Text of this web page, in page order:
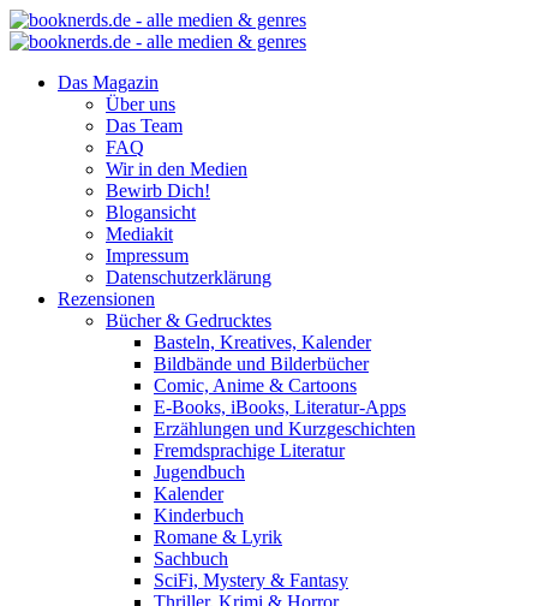
Das Magazin
Über uns
Das Team
FAQ
Wir in den Medien
Bewirb Dich!
Blogansicht
Mediakit
Impressum
Datenschutzerklärung
Rezensionen
Bücher & Gedrucktes
Basteln, Kreatives, Kalender
Bildbände und Bilderbücher
Comic, Anime & Cartoons
E-Books, iBooks, Literatur-Apps
Erzählungen und Kurzgeschichten
Fremdsprachige Literatur
Jugendbuch
Kalender
Kinderbuch
Romane & Lyrik
Sachbuch
SciFi, Mystery & Fantasy
Thriller, Krimi & Horror